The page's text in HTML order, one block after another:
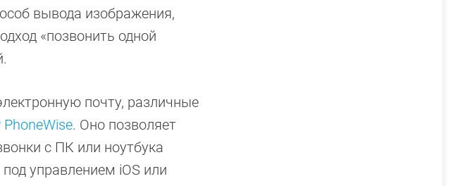
вывода изображения,
«позвонить одной
почту, различные
PhoneWise. Оно позволяет
с ПК или ноутбука
управлением iOS или